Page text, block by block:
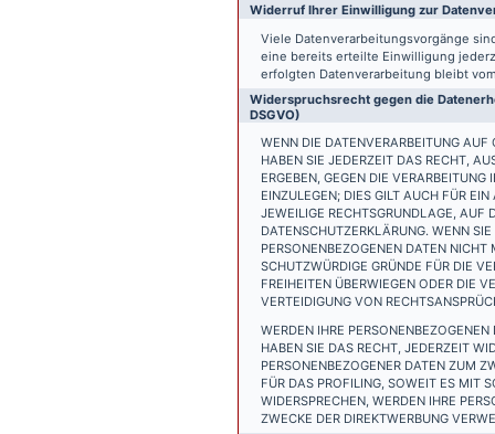
Widerruf Ihrer Einwilligung zur
Viele Datenverarbeitungsvorgänge
eine bereits erteilte Einwilligung
erfolgten Datenverarbeitung bleibt
Widerspruchsrecht gegen die
DSGVO)
WENN DIE DATENVERARBEITUNG
HABEN SIE JEDERZEIT DAS RECHT,
ERGEBEN, GEGEN DIE
EINZULEGEN; DIES GILT AUCH FÜR
JEWEILIGE RECHTSGRUNDLAGE, AUF
DATENSCHUTZERKLÄRUNG. WENN
PERSONENBEZOGENEN DATEN
SCHUTZWÜRDIGE GRÜNDE FÜR DIE
FREIHEITEN ÜBERWIEGEN ODER DIE
VERTEIDIGUNG VON
WERDEN IHRE
HABEN SIE DAS RECHT, JEDERZEIT
PERSONENBEZOGENER DATEN ZUM
FÜR DAS PROFILING, SOWEIT ES MIT
WIDERSPRECHEN, WERDEN IHRE
ZWECKE DER DIREKTWERBUNG